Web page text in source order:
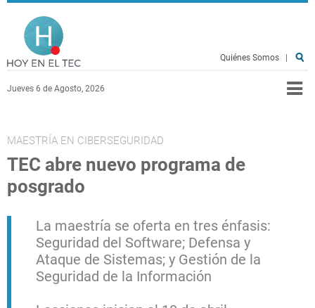
Pasar al contenido principal
Jueves 6 de Agosto, 2026
Quiénes Somos
MAESTRÍA EN CIBERSEGURIDAD
TEC abre nuevo programa de
posgrado
La maestría se oferta en tres énfasis:
Seguridad del Software; Defensa y
Ataque de Sistemas; y Gestión de la
Seguridad de la Información